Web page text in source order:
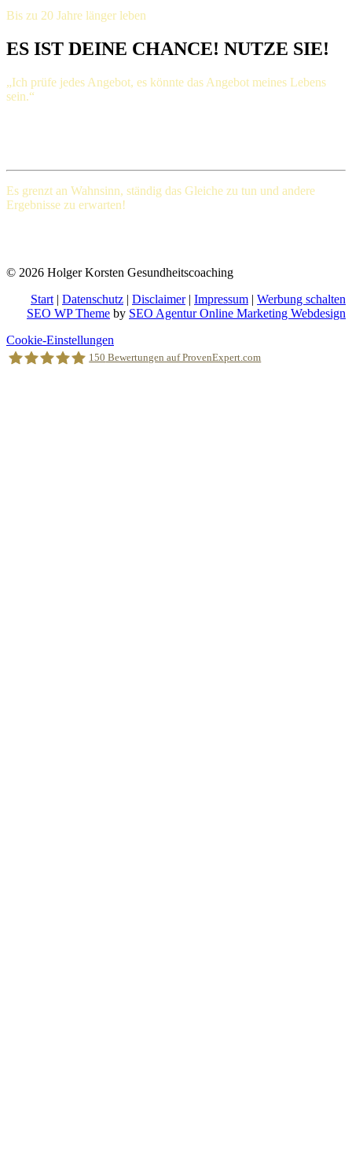
Bis zu 20 Jahre länger leben
ES IST DEINE CHANCE! NUTZE SIE!
„Ich prüfe jedes Angebot, es könnte das Angebot meines Lebens
sein.“
Es grenzt an Wahnsinn, ständig das Gleiche zu tun und andere
Ergebnisse zu erwarten!
© 2026 Holger Korsten Gesundheitscoaching
Start | Datenschutz | Disclaimer| Impressum | Werbung schalten
SEO WP Theme by SEO Agentur Online Marketing Webdesign
Nach
oben
scrollen
Cookie-Einstellungen
150 Bewertungen auf ProvenExpert.com